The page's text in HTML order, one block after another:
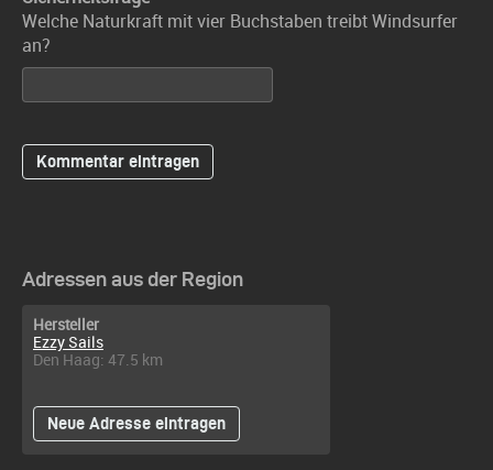
Welche Naturkraft mit vier Buchstaben treibt Windsurfer
an?
Adressen aus der Region
Hersteller
Ezzy Sails
Den Haag: 47.5 km
Neue Adresse eintragen